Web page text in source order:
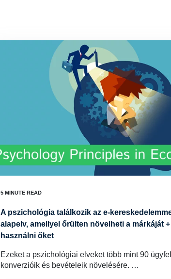
A pszichológia találkozik az e-
alapelv, amellyel őrülten növelheti a márkáját +
használni őket
Ezeket a pszichológiai elveket több mint 90
konverzióik és bevételeik növelésére. …